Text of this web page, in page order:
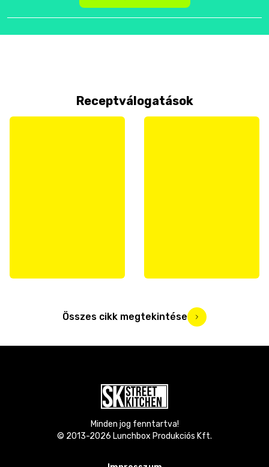
Receptválogatások
Összes cikk megtekintése
Minden jog fenntartva!
© 2013-2026 Lunchbox Produkciós Kft.